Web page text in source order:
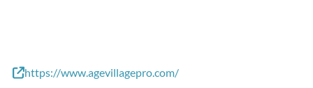
https://www.agevillagepro.com/